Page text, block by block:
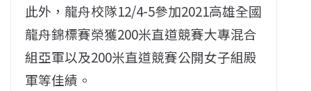
此外，龍舟校隊12/4-5參加2021高雄全國
龍舟錦標賽榮獲200米直道競賽大專混合
組亞軍以及200米直道競賽公開女子組殿
軍等佳績。